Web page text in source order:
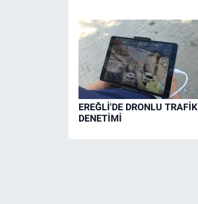
EREĞLİ'DE DRONLU TRAFİK
DENETİMİ